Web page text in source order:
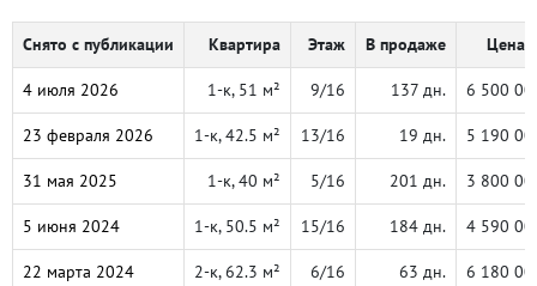
Снято с публикации Квартира Этаж В продаже Цена,
4 июля 2026 1-к, 51 м² 9/16 137 дн. 6 500
23 февраля 2026 1-к, 42.5 м² 13/16 19 дн. 5 190
31 мая 2025 1-к, 40 м² 5/16 201 дн. 3 800
5 июня 2024 1-к, 50.5 м² 15/16 184 дн. 4 590
22 марта 2024 2-к, 62.3 м² 6/16 63 дн. 6 180